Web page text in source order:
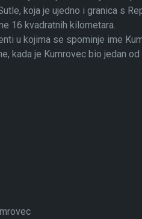
koja je ujedno i granica s
16 kvadratnih kilometara.
u kojima se spominje ime
kada je Kumrovec bio jedan